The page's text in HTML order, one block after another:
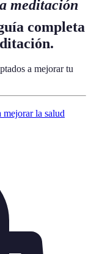
meditación
completa
a mejorar tu
mejorar la salud